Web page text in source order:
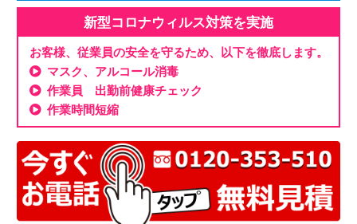
新型コロナウィルス対策を実施
お客様、従業員の安全を守るため、以下を徹底します。
マスク、アルコール消毒
作業員 出勤前健康チェック
作業時間短縮